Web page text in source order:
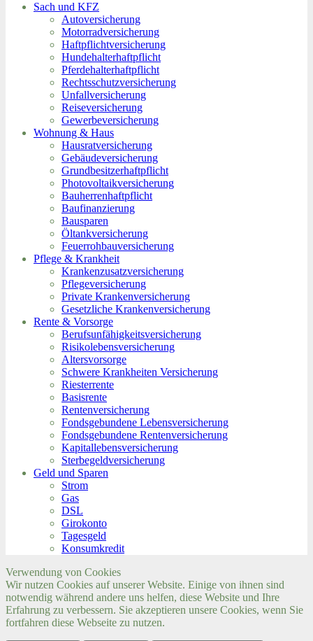
Sach und KFZ
Autoversicherung
Motorradversicherung
Haftpflichtversicherung
Hundehalterhaftpflicht
Pferdehalterhaftpflicht
Rechtsschutzversicherung
Unfallversicherung
Reiseversicherung
Gewerbeversicherung
Wohnung & Haus
Hausratversicherung
Gebäudeversicherung
Grundbesitzerhaftpflicht
Photovoltaikversicherung
Bauherrenhaftpflicht
Baufinanzierung
Bausparen
Öltankversicherung
Feuerrohbauversicherung
Pflege & Krankheit
Krankenzusatzversicherung
Pflegeversicherung
Private Krankenversicherung
Gesetzliche Krankenversicherung
Rente & Vorsorge
Berufs­unfähigkeitsversicherung
Risikolebensversicherung
Altersvorsorge
Schwere Krankheiten Versicherung
Riesterrente
Basisrente
Rentenversicherung
Fondsgebundene Lebensversicherung
Fondsgebundene Rentenversicherung
Kapitallebensversicherung
Sterbegeldversicherung
Geld und Sparen
Strom
Gas
DSL
Girokonto
Tagesgeld
Konsumkredit
Verwendung von Cookies
Wir nutzen Cookies auf unserer Website. Einige von ihnen sind
notwendig während andere uns helfen, diese Website und Ihre
Erfahrung zu verbessern. Sie akzeptieren unsere Cookies, wenn Sie
fortfahren diese Webseite zu nutzen.